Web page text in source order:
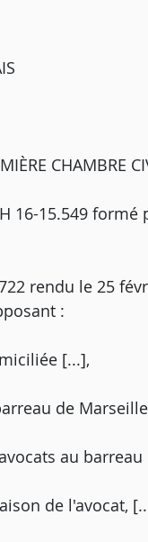
16-15.549
rendu le 25
:
[...],
de
au barreau
de l'avocat,